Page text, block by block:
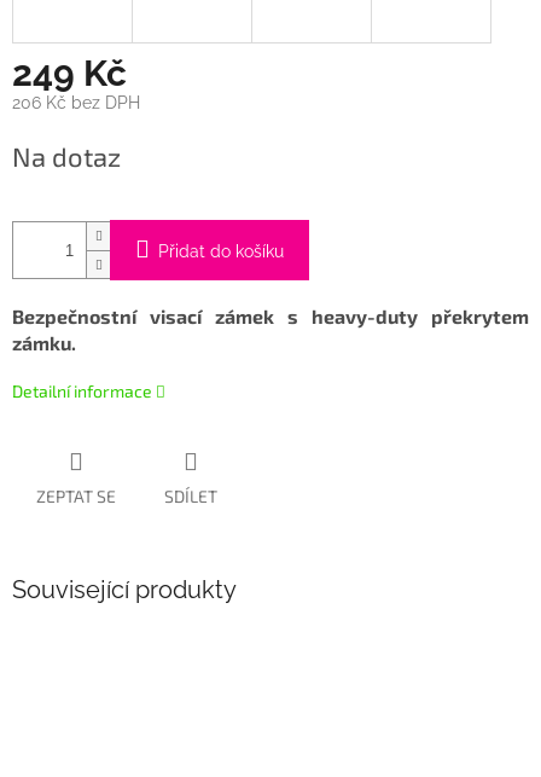
249 Kč
206 Kč bez DPH
cena:
Na dotaz
Přidat do košíku
Bezpečnostní visací zámek s heavy-duty překrytem
zámku.
Detailní informace
ZEPTAT SE SDÍLET
Související produkty